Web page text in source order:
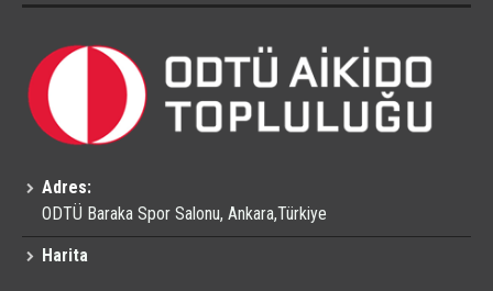
Adres:
ODTÜ Baraka Spor Salonu, Ankara,Türkiye
Harita